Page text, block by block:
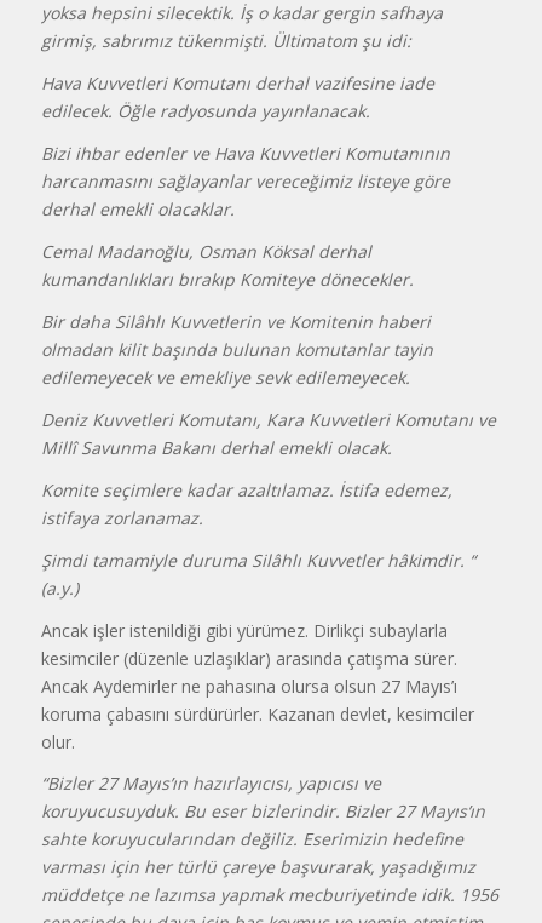
yoksa hepsini silecektik. İş o kadar gergin safhaya
girmiş, sabrımız tükenmişti. Ültimatom şu idi:
Hava Kuvvetleri Komutanı derhal vazifesine iade
edilecek. Öğle radyosunda yayınlanacak.
Bizi ihbar edenler ve Hava Kuvvetleri Komutanının
harcanmasını sağlayanlar vereceğimiz listeye göre
derhal emekli olacaklar.
Cemal Madanoğlu, Osman Köksal derhal
kumandanlıkları bırakıp Komiteye dönecekler.
Bir daha Silâhlı Kuvvetlerin ve Komitenin haberi
olmadan kilit başında bulunan komutanlar tayin
edilemeyecek ve emekliye sevk edilemeyecek.
Deniz Kuvvetleri Komutanı, Kara Kuvvetleri Komutanı ve
Millî Savunma Bakanı derhal emekli olacak.
Komite seçimlere kadar azaltılamaz. İstifa edemez,
istifaya zorlanamaz.
Şimdi tamamiyle duruma Silâhlı Kuvvetler hâkimdir. “
(a.y.)
Ancak işler istenildiği gibi yürümez. Dirlikçi subaylarla
kesimciler (düzenle uzlaşıklar) arasında çatışma sürer.
Ancak Aydemirler ne pahasına olursa olsun 27 Mayıs’ı
koruma çabasını sürdürürler. Kazanan devlet, kesimciler
olur.
“Bizler 27 Mayıs’ın hazırlayıcısı, yapıcısı ve
koruyucusuyduk. Bu eser bizlerindir. Bizler 27 Mayıs’ın
sahte koruyucularından değiliz. Eserimizin hedefine
varması için her türlü çareye başvurarak, yaşadığımız
müddetçe ne lazımsa yapmak mecburiyetinde idik. 1956